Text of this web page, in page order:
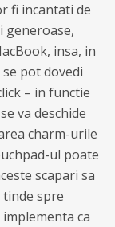
fi incantati de
generoase,
insa, in
pot dovedi
– in functie
va deschide
charm-urile
ul poate
scapari sa
tinde spre
ca